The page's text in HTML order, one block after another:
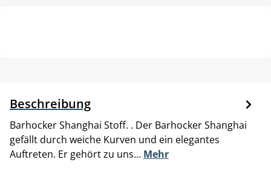
Beschreibung
Barhocker Shanghai Stoff. . Der Barhocker Shanghai
gefällt durch weiche Kurven und ein elegantes
Auftreten. Er gehört zu uns… Mehr